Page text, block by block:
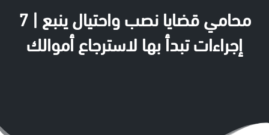
محامي قضايا نصب واحتيال ينبع | 7
إجراءات تبدأ بها لاسترجاع أموالك